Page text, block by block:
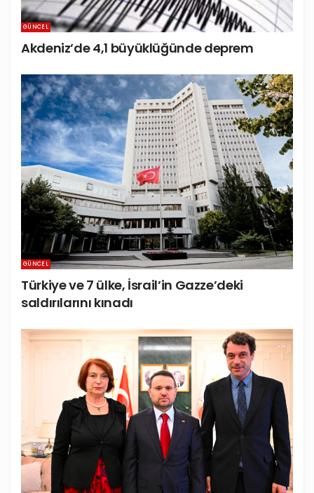
GÜNCEL
Akdeniz’de 4,1 büyüklüğünde deprem
GÜNCEL
Türkiye ve 7 ülke, İsrail’in Gazze’deki
saldırılarını kınadı